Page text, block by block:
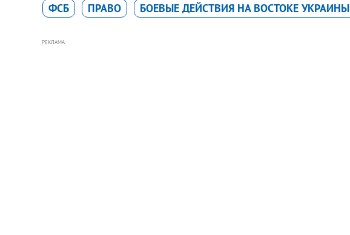
ФСБ ПРАВО БОЕВЫЕ ДЕЙСТВИЯ НА ВОСТОКЕ УКРАИНЫ
РЕКЛАМА